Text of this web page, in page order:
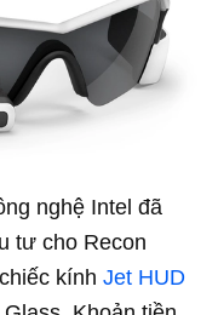
nghệ Intel đã
tư cho Recon
kính Jet HUD